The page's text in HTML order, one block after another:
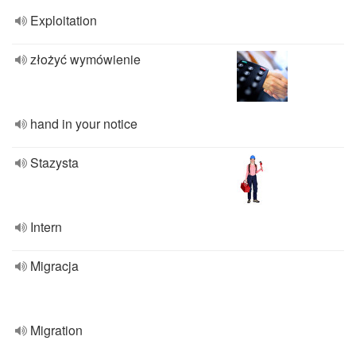
Exploitation
złożyć wymówienie
hand in your notice
Stazysta
Intern
Migracja
Migration